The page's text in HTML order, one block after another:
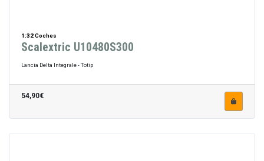
1:32 Coches
Scalextric U10480S300
Lancia Delta Integrale - Totip
54,90€